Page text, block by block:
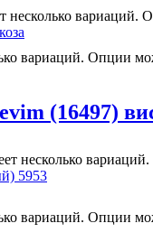
несколько вариаций.
вариаций. Опции
(16497)
несколько
вариаций. Опции